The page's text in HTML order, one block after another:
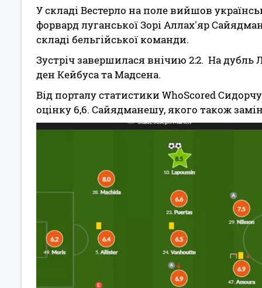
У складі Вестерло на поле вийшов
форвард луганської Зорі Аллах'яр
складі бельгійської команди.
Зустріч завершилася внічию 2:2. На дубль
ден Кейбуса та Мадсена.
Від порталу статистики WhoScored
оцінку 6,6. Сайядманешу, якого також